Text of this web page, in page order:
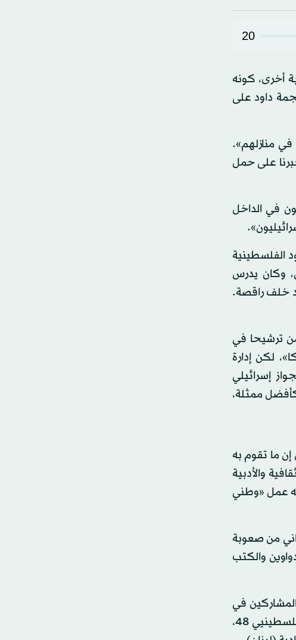
20
أخرى، كونه
داود على
منازلهم».
على حمل
الفلسطينيون في الداخل
الفلسطينية
وهم من مدينة الناصرة المحتلة عام 1948. قال جبران، وكان يدرس
خلف راقصة.
من ترشيحا في
لكن إدارة
إسرائيلي
ممثلة،
إن ما تقوم به
والأدبية
عمل «وطني
المحتلة عام 1948، على قلتها، تعاني من صعوبة
والكتب
في
برنامج الهواة «محبوب العرب»، منال موسى، التي خرجت من المسابقة قبل أيام، وهيثم خلايلي، وكلاهما من فلسطينيي 48،